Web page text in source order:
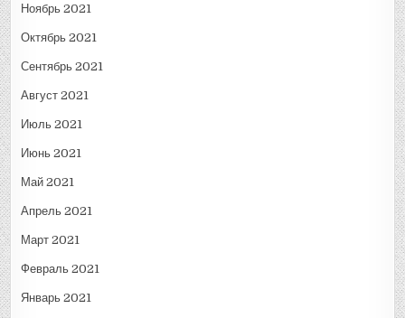
Ноябрь 2021
Октябрь 2021
Сентябрь 2021
Август 2021
Июль 2021
Июнь 2021
Май 2021
Апрель 2021
Март 2021
Февраль 2021
Январь 2021